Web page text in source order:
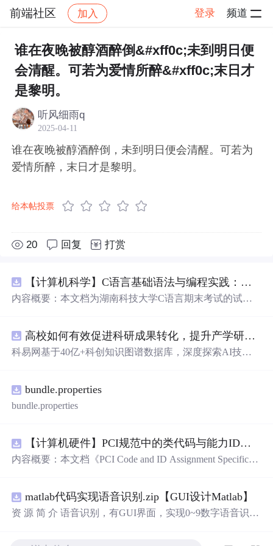
前端社区 加入 登录 频道
社区 前端社区 感慨 帖子详情
谁在夜晚被醇酒醉倒&#xff0c;未到明日便
会清醒。可若为爱情所醉&#xff0c;末日才
是黎明。
听风细雨q
2025-04-11
谁在夜晚被醇酒醉倒，未到明日便会清醒。可若为
爱情所醉，末日才是黎明。
给本帖投票
20 回复 打赏
【计算机科学】C语言基础语法与编程实践：湖南科技大学期末考试核心知识点解析
内容概要：本文档为湖南科技大学C语言期末考试的试题
循环）、数组、字符串处理、函数定义与调用、指针初步
等内容。题目形式为单项选择题，每道题后附有正确答
业学习C语言课程的学生，特别是准备期末考试或需要强
化基础知识的初学者。; 使用场景及目标：①用于考前复
习，检验对C语言核心概念的掌握程度；②辅助教师出题
辑分析能力。; 阅读建议：建议结合教材和上机实践进行练
习，重点关注易错题和涉及复杂逻辑控制的题目，理解每
道题背后的程序执行流程，以达到真正掌握语言特性的目
高校如何有效促进科研成果转化，提升产学研合作效率？.docx
科易网基于40亿+科创知识图谱数据库，深度探索AI技术
新领域的AI+数智化解决方案，推动科技创新与产业创新
智能化发展。
bundle.properties
bundle.properties
【计算机硬件】PCI规范中的类代码与能力ID分配：设备功能分类及扩展能力标识系统设计
内容概要：本文档《PCI Code and ID Assignment Specificati
力标识（Extended Capability IDs）的标准编码规范。文档
详细列出了各类设备的功能分类，包括存储控制器、网络
matlab代码实现语音识别.zip【GUI设计Matlab】
资 源 简 介 语音识别，有GUI界面，实现0~9数字语音识别